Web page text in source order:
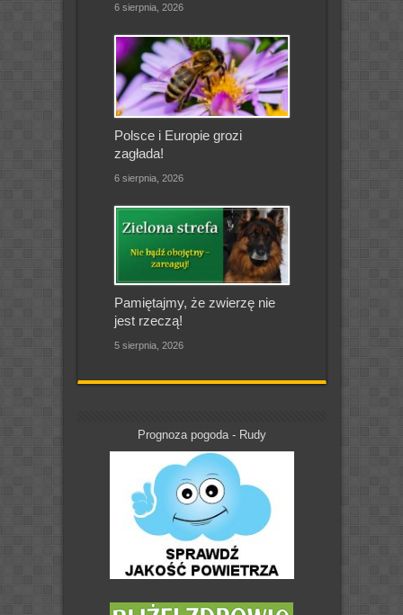
6 sierpnia, 2026
Polsce i Europie grozi
zagłada!
6 sierpnia, 2026
Pamiętajmy, że zwierzę nie
jest rzeczą!
5 sierpnia, 2026
Prognoza pogoda - Rudy